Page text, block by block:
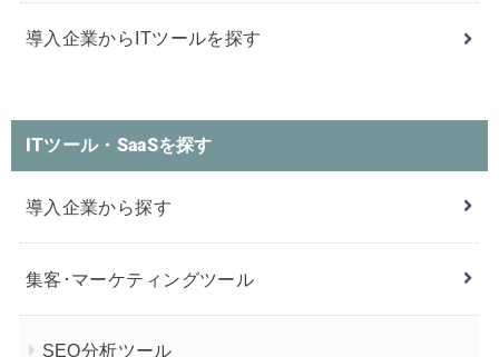
導入企業からITツールを探す
ITツール・SaaSを探す
導入企業から探す
集客･マーケティングツール
SEO分析ツール